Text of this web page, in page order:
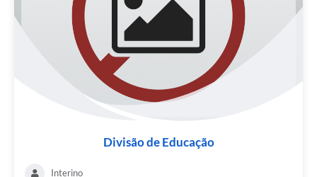
Divisão de Educação
Interino